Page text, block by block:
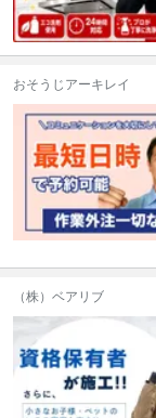
おそうじアーキレイ
（株）ベアリブ